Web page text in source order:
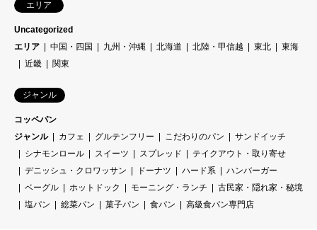
エリア
Uncategorized
エリア
中国・四国 九州・沖縄 北海道 北陸・甲信越 東北
東海
近畿
関東
ジャンル
コッペパン
ジャンル
カフェ グルテンフリー こだわりのパン
サンドイッチ
シナモンロール
スイーツ スプレッド
テイクアウト・取り寄せ
デニッシュ・クロワッサン
ドーナツ ハード系
ハンバーガー
ベーグル
ホットドック モーニング・ランチ
古民家・隠れ家・秘境
塩パン
総菜パン 菓子パン 食パン 高級食パン専門店